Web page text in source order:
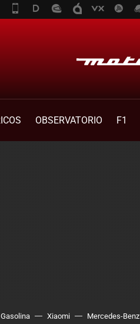
OBSERVATORIO F1
Gasolina Xiaomi Mercedes-Benz